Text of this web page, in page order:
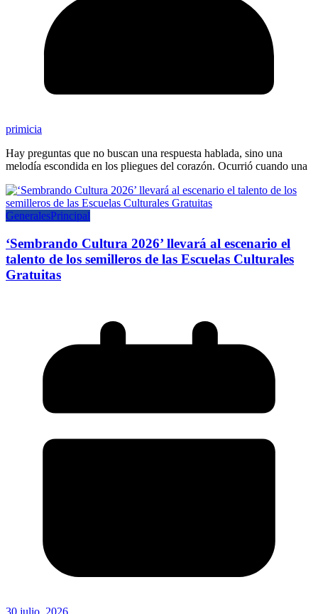
primicia
Hay preguntas que no buscan una respuesta hablada, sino una
melodía escondida en los pliegues del corazón. Ocurrió cuando una
GeneralesPrincipal
‘Sembrando Cultura 2026’ llevará al escenario el
talento de los semilleros de las Escuelas Culturales
Gratuitas